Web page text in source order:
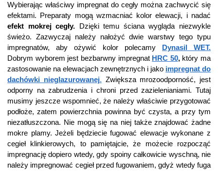
Wybierając właściwy impregnat do cegły można zachwycić się
efektami. Preparaty mogą wzmacniać kolor elewacji, i nadać
efekt mokrej cegły. Dzięki temu ściana wygląda niezwykle
świeżo. Zazwyczaj należy nałożyć dwie warstwy tego typu
impregnatów, aby ożywić kolor polecamy Dynasil WET.
Dobrym wyborem jest bezbarwny impregnat HRC 50,który ma
zastosowanie na elewacjach zewnętrznych i jako impregnat do
dachówki nieglazurowanej. Zwiększa mrozoodporność, jest
odporny na zabrudzenia i chroni przed zazielenianiami. Tutaj
musimy jeszcze wspomnieć, że należy właściwie przygotować
podłoże, zatem powierzchnia powinna być czysta, a przy tym
niezatłuszczona. Nie mogą się na niej także znajdować żadne
mokre plamy. Jeżeli będziecie fugować elewacje wykonane z
cegieł klinkierowych, to pamiętajcie, że możecie rozpocząć
impregnację dopiero wtedy, gdy spoiny całkowicie wyschną, nie
należy impregnować cegieł przed fugowaniem, gdyż wtedy fuga